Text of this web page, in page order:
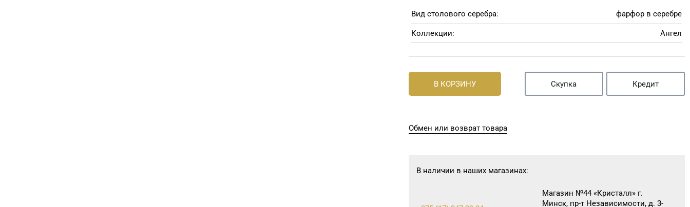
Вид столового серебра: фарфор в серебре
Коллекции: Ангел
В КОРЗИНУ Скупка Кредит
Обмен или возврат товара
В наличии в наших магазинах:
Магазин №44 «Кристалл» г.
Минск, пр-т Независимости, д. 3-